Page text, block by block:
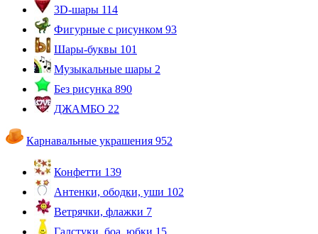
3D-шары 114
Фигурные с рисунком 93
Шары-буквы 101
Музыкальные шары 2
Без рисунка 890
ДЖАМБО 22
Карнавальные украшения 952
Конфетти 139
Антенки, ободки, уши 102
Ветрячки, флажки 7
Галстуки, боа, юбки 15